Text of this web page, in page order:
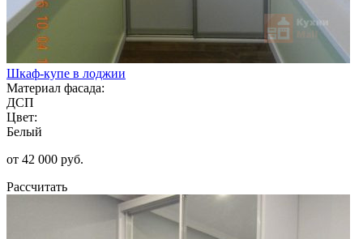
Шкаф-купе в лоджии
Материал фасада:
ДСП
Цвет:
Белый
от 42 000 руб.
Рассчитать